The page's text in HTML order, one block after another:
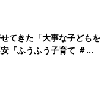
てきた「大事な子どもを
『ふうふう子育て ＃